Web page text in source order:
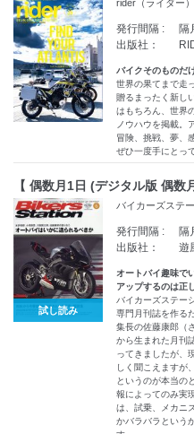
rider（ライダー）
発行間隔 :
隔
出版社：
バイクそのものだ
世界の果てまで走
贈るまったく新し
はもちろん、世界
ノウハウを掲載。
冒険、挑戦、夢、
ぜひ一度手にとっ
【 偶数月1日 (デジタル版 偶数
試し読み
バイカーズステ
発行間隔 :
隔
出版社：
遊
オートバイ趣味で
アップするのは正
バイカーズステー
専門月刊誌を作る
集長の佐藤康郎（
から生まれた月刊
ってきましたが、
しく聞こえますが
というのが本当の
報によってのみ実
は、試乗、メカニ
かバラバラという